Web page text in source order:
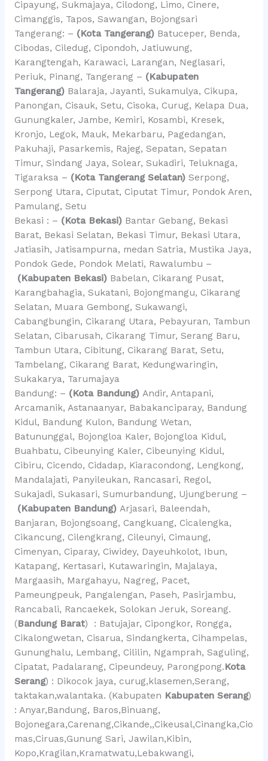
Cipayung, Sukmajaya, Cilodong, Limo, Cinere,
Cimanggis, Tapos, Sawangan, Bojongsari
Tangerang: – (Kota Tangerang)Batuceper, Benda,
Cibodas, Ciledug, Cipondoh, Jatiuwung,
Karangtengah, Karawaci, Larangan, Neglasari,
Periuk, Pinang, Tangerang – (Kabupaten
Tangerang)Balaraja, Jayanti, Sukamulya, Cikupa,
Panongan, Cisauk, Setu, Cisoka, Curug, Kelapa Dua,
Gunungkaler, Jambe, Kemiri, Kosambi, Kresek,
Kronjo, Legok, Mauk, Mekarbaru, Pagedangan,
Pakuhaji, Pasarkemis, Rajeg, Sepatan, Sepatan
Timur, Sindang Jaya, Solear, Sukadiri, Teluknaga,
Tigaraksa – (Kota Tangerang Selatan)Serpong,
Serpong Utara, Ciputat, Ciputat Timur, Pondok Aren,
Pamulang, Setu
Bekasi : – (Kota Bekasi)Bantar Gebang, Bekasi
Barat, Bekasi Selatan, Bekasi Timur, Bekasi Utara,
Jatiasih, Jatisampurna, medan Satria, Mustika Jaya,
Pondok Gede, Pondok Melati, Rawalumbu –
(Kabupaten Bekasi)Babelan, Cikarang Pusat,
Karangbahagia, Sukatani, Bojongmangu, Cikarang
Selatan, Muara Gembong, Sukawangi,
Cabangbungin, Cikarang Utara, Pebayuran, Tambun
Selatan, Cibarusah, Cikarang Timur, Serang Baru,
Tambun Utara, Cibitung, Cikarang Barat, Setu,
Tambelang, Cikarang Barat, Kedungwaringin,
Sukakarya, Tarumajaya
Bandung: – (Kota Bandung)Andir, Antapani,
Arcamanik, Astanaanyar, Babakanciparay, Bandung
Kidul, Bandung Kulon, Bandung Wetan,
Batununggal, Bojongloa Kaler, Bojongloa Kidul,
Buahbatu, Cibeunying Kaler, Cibeunying Kidul,
Cibiru, Cicendo, Cidadap, Kiaracondong, Lengkong,
Mandalajati, Panyileukan, Rancasari, Regol,
Sukajadi, Sukasari, Sumurbandung, Ujungberung –
(Kabupaten Bandung)Arjasari, Baleendah,
Banjaran, Bojongsoang, Cangkuang, Cicalengka,
Cikancung, Cilengkrang, Cileunyi, Cimaung,
Cimenyan, Ciparay, Ciwidey, Dayeuhkolot, Ibun,
Katapang, Kertasari, Kutawaringin, Majalaya,
Margaasih, Margahayu, Nagreg, Pacet,
Pameungpeuk, Pangalengan, Paseh, Pasirjambu,
Rancabali, Rancaekek, Solokan Jeruk, Soreang.
(Bandung Barat) : Batujajar, Cipongkor, Rongga,
Cikalongwetan, Cisarua, Sindangkerta, Cihampelas,
Gununghalu, Lembang, Cililin, Ngamprah, Saguling,
Cipatat, Padalarang, Cipeundeuy, Parongpong.Kota
Serang) : Dikocok jaya, curug,klasemen,Serang,
taktakan,walantaka. (Kabupaten Kabupaten Serang)
: Anyar,Bandung, Baros,Binuang,
Bojonegara,Carenang,Cikande,,Cikeusal,Cinangka,Cio
mas,Ciruas,Gunung Sari, Jawilan,Kibin,
Kopo,Kragilan,Kramatwatu,Lebakwangi,